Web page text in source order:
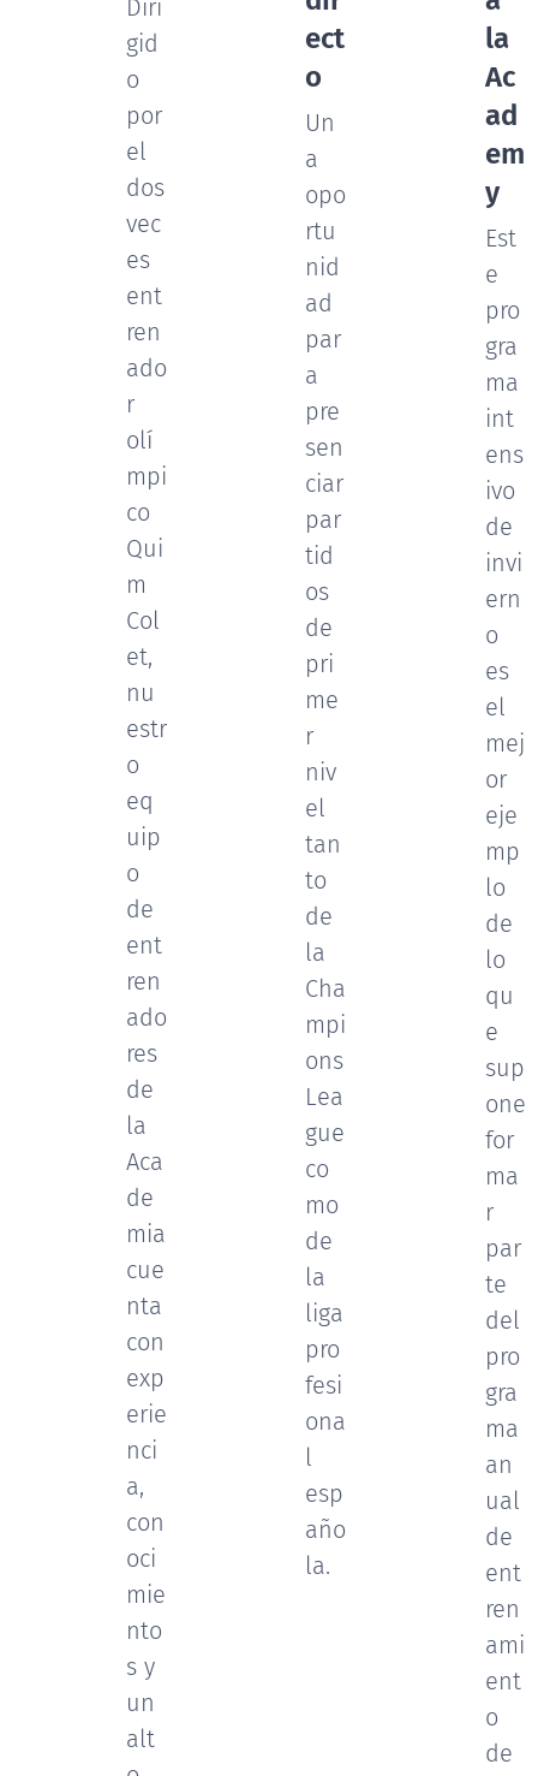
Diri
gid
o
por
el
dos
vec
es
ent
ren
ado
r
olí
mpi
co
Qui
m
Col
et,
nu
estr
o
eq
uip
o
de
ent
ren
ado
res
de
la
Aca
de
mia
cue
nta
con
exp
erie
nci
a,
con
oci
mie
nto
s y
un
alt
ect
o
Un
a
opo
rtu
nid
ad
par
a
pre
sen
ciar
par
tid
os
de
pri
me
r
niv
el
tan
to
de
la
Cha
mpi
ons
Lea
gue
co
mo
de
la
liga
pro
fesi
ona
l
esp
año
la.
la
Ac
ad
em
y
Est
e
pro
gra
ma
int
ens
ivo
de
invi
ern
o
es
el
mej
or
eje
mp
lo
de
lo
qu
e
sup
one
for
ma
r
par
te
del
pro
gra
ma
an
ual
de
ent
ren
ami
ent
o
de